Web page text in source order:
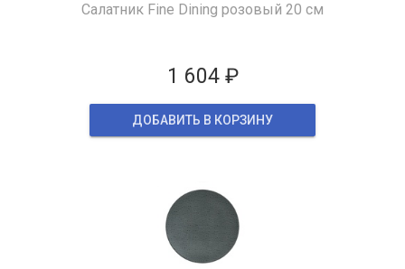
Салатник Fine Dining розовый 20 см
1 604 ₽
ДОБАВИТЬ В КОРЗИНУ